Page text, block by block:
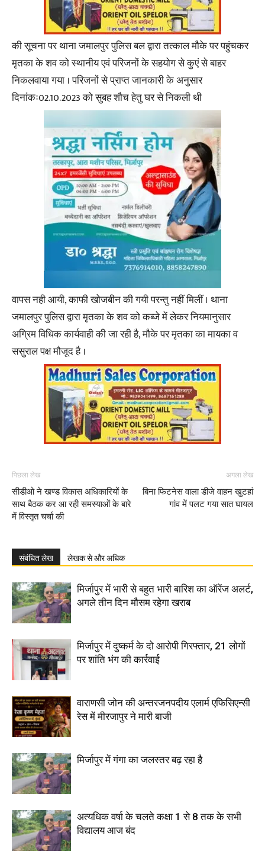
की सूचना पर थाना जमालपुर पुलिस बल द्वारा तत्काल मौके पर पहुंचकर
मृतका के शव को स्थानीय एवं परिजनों के सहयोग से कुएं से बाहर
निकलवाया गया । परिजनों से प्राप्त जानकारी के अनुसार
दिनांकः02.10.2023 को सुबह शौच हेतु घर से निकली थी
वापस नही आयी, काफी खोजबीन की गयी परन्तु नहीं मिलीं । थाना
जमालपुर पुलिस द्वारा मृतका के शव को कब्जे में लेकर नियमानुसार
अग्रिम विधिक कार्यवाही की जा रही है, मौके पर मृतका का मायका व
ससुराल पक्ष मौजूद है ।
पिछला लेख
सीडीओ ने खण्ड विकास अधिकारियों के
साथ बैठक कर आ रही समस्याओं के बारे
में विस्तृत चर्चा की
अगला लेख
बिना फिटनेस वाला डीजे वाहन खुटहां
गांव में पलट गया सात घायल
संबंधित लेख लेखक से और अधिक
मिर्जापुर में भारी से बहुत भारी बारिश का ऑरेंज अलर्ट,
अगले तीन दिन मौसम रहेगा खराब
मिर्जापुर में दुष्कर्म के दो आरोपी गिरफ्तार, 21 लोगों
पर शांति भंग की कार्रवाई
वाराणसी जोन की अन्तरजनपदीय एलार्म एफिसिएन्सी
रेस में मीरजापुर ने मारी बाजी
मिर्जापुर में गंगा का जलस्तर बढ़ रहा है
अत्यधिक वर्षा के चलते कक्षा 1 से 8 तक के सभी
विद्यालय आज बंद